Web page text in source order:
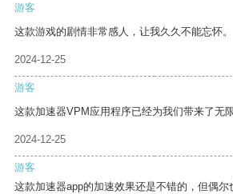
游客
这款游戏的剧情非常感人，让我久久不能忘怀。
2024-12-25
游客
这款加速器VPM应用程序已经为我们带来了无
2024-12-25
游客
这款加速器app的加速效果还是不错的，但偶